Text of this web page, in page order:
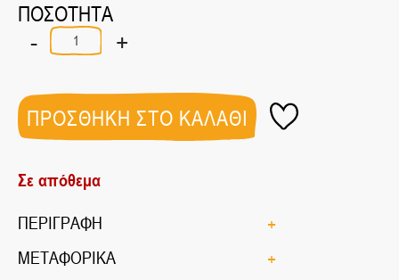
ΠΟΣΟΤΗΤΑ
-
Μπαχάρι
Αλεσμένο
+
ΠΡΟΣΘΗΚΗ ΣΤΟ ΚΑΛΑΘΙ
Σε απόθεμα
ΠΕΡΙΓΡΑΦΗ
ΜΕΤΑΦΟΡΙΚΑ